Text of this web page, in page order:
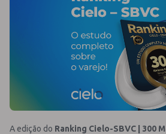
A edição do Ranking Cielo-SBVC | 300